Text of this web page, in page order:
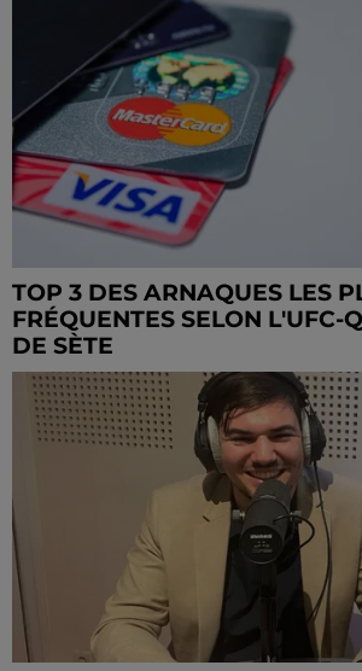
TOP 3 DES ARNAQUES LES
FRÉQUENTES SELON L'UFC-
DE SÈTE